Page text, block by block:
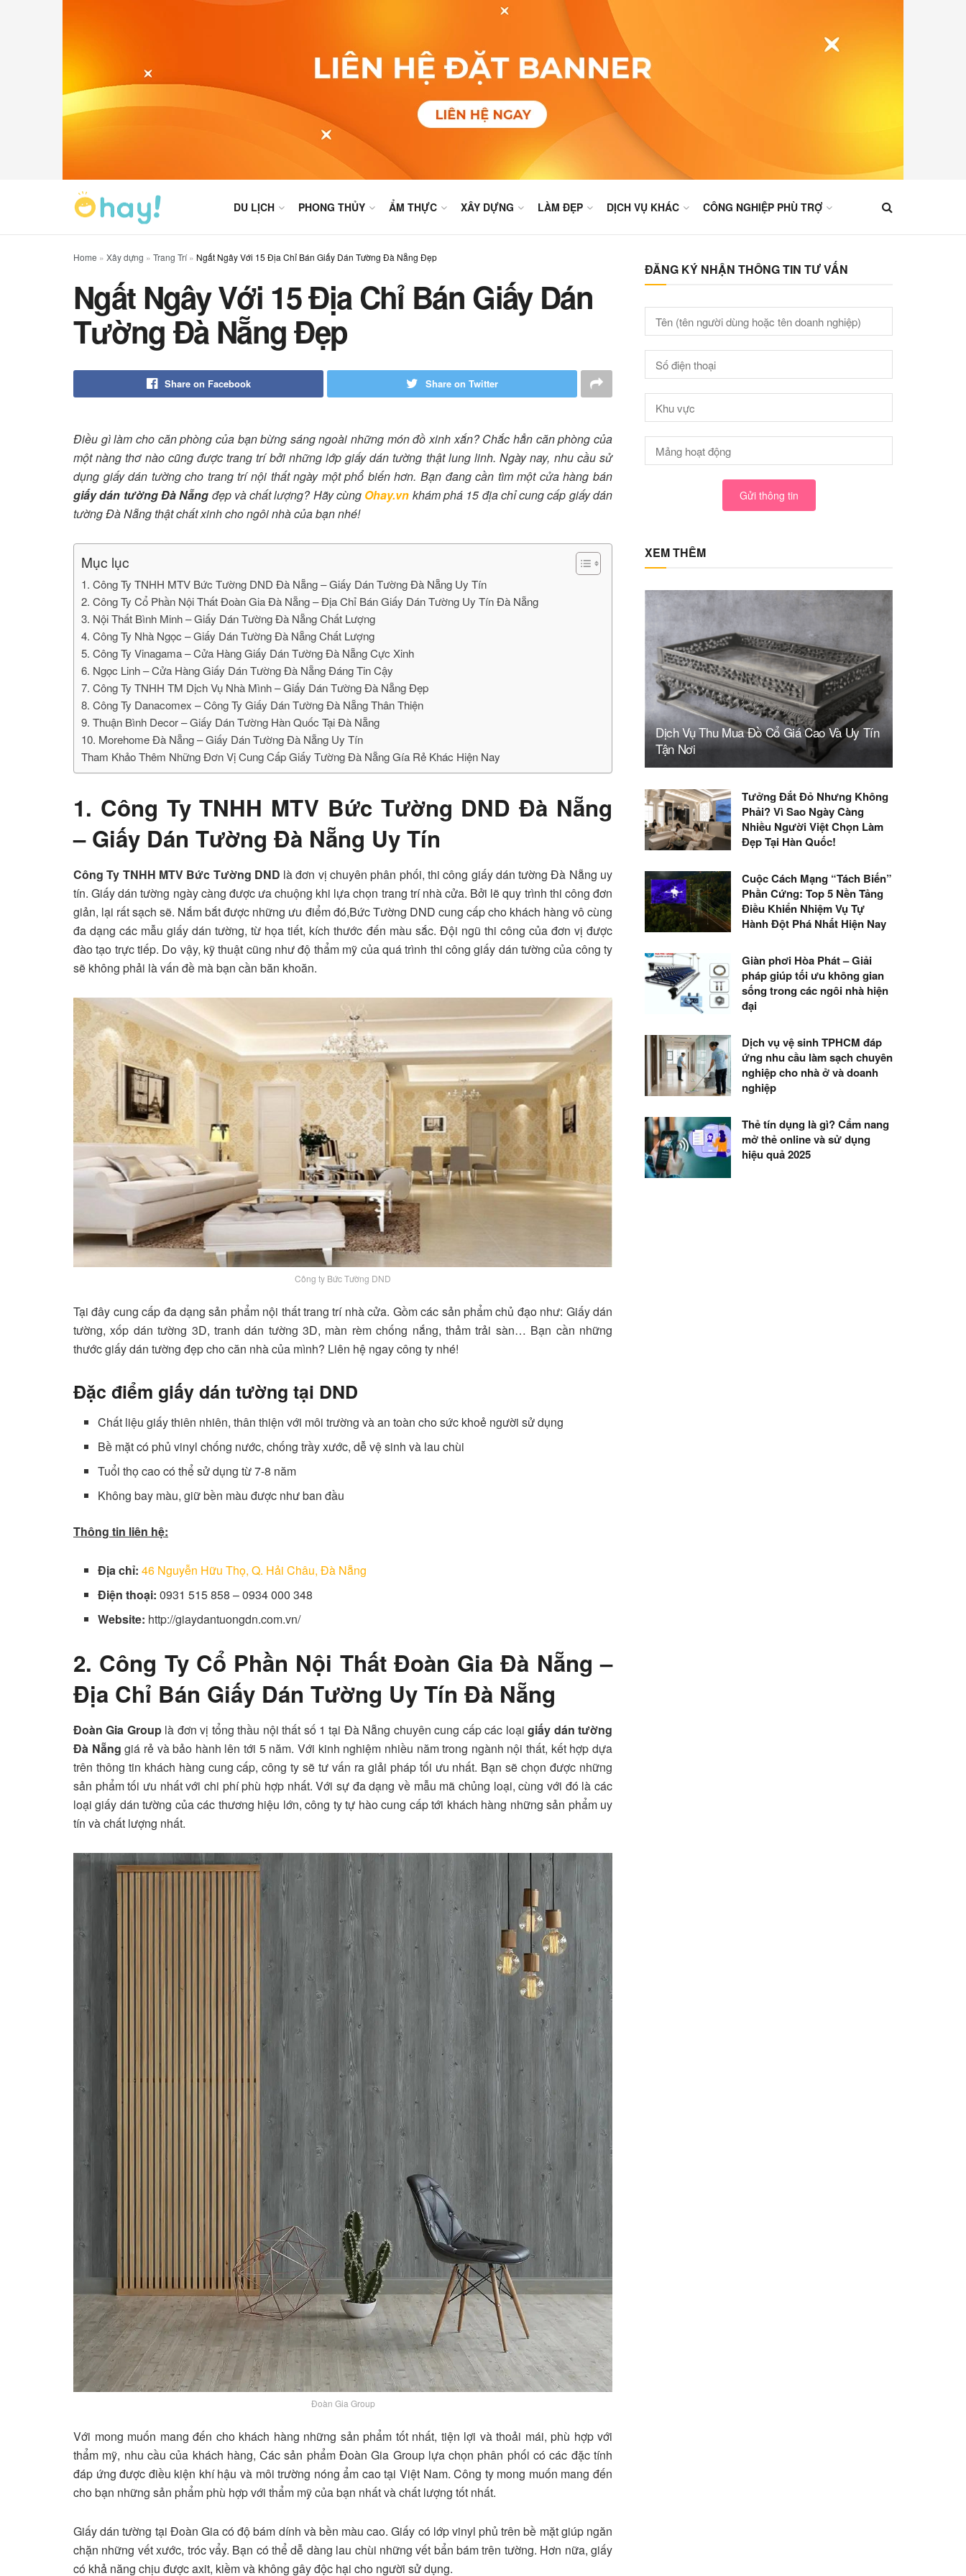
DU LỊCH PHONG THỦY ẨM THỰC XÂY DỰNG LÀM ĐẸP DỊCH VỤ KHÁC CÔNG NGHIỆP PHÙ TRỢ
Home » Xây dựng » Trang Trí» Ngất Ngây Với 15 Địa Chỉ Bán Giấy Dán Tường Đà Nẵng Đẹp
Ngất Ngây Với 15 Địa Chỉ Bán Giấy Dán
Tường Đà Nẵng Đẹp
Share on Facebook Share on Twitter
Điều gì làm cho căn phòng của bạn bừng sáng ngoài những món đồ xinh xắn? Chắc hẳn căn phòng của
một nàng thơ nào cũng được trang trí bởi những lớp giấy dán tường thật lung linh. Ngày nay, nhu cầu sử
dụng giấy dán tường cho trang trí nội thất ngày một phổ biến hơn. Bạn đang cần tìm một cửa hàng bán
giấy dán tường Đà Nẵng đẹp và chất lượng? Hãy cùng Ohay.vn khám phá 15 địa chỉ cung cấp giấy dán
tường Đà Nẵng thật chất xinh cho ngôi nhà của bạn nhé!
Mục lục
1. Công Ty TNHH MTV Bức Tường DND Đà Nẵng – Giấy Dán Tường Đà Nẵng Uy Tín
2. Công Ty Cổ Phần Nội Thất Đoàn Gia Đà Nẵng – Địa Chỉ Bán Giấy Dán Tường Uy Tín Đà Nẵng
3. Nội Thất Bình Minh – Giấy Dán Tường Đà Nẵng Chất Lượng
4. Công Ty Nhà Ngọc – Giấy Dán Tường Đà Nẵng Chất Lượng
5. Công Ty Vinagama – Cửa Hàng Giấy Dán Tường Đà Nẵng Cực Xinh
6. Ngọc Linh – Cửa Hàng Giấy Dán Tường Đà Nẵng Đáng Tin Cậy
7. Công Ty TNHH TM Dịch Vụ Nhà Mình – Giấy Dán Tường Đà Nẵng Đẹp
8. Công Ty Danacomex – Công Ty Giấy Dán Tường Đà Nẵng Thân Thiện
9. Thuận Bình Decor – Giấy Dán Tường Hàn Quốc Tại Đà Nẵng
10. Morehome Đà Nẵng – Giấy Dán Tường Đà Nẵng Uy Tín
Tham Khảo Thêm Những Đơn Vị Cung Cấp Giấy Tường Đà Nẵng Gía Rẻ Khác Hiện Nay
1. Công Ty TNHH MTV Bức Tường DND Đà Nẵng
– Giấy Dán Tường Đà Nẵng Uy Tín
Công Ty TNHH MTV Bức Tường DND là đơn vị chuyên phân phối, thi công giấy dán tường Đà Nẵng uy
tín. Giấy dán tường ngày càng được ưa chuộng khi lựa chọn trang trí nhà cửa. Bởi lẽ quy trình thi công đơn
giản, lại rất sạch sẽ. Nắm bắt được những ưu điểm đó,Bức Tường DND cung cấp cho khách hàng vô cùng
đa dạng các mẫu giấy dán tường, từ họa tiết, kích thước đến màu sắc. Đội ngũ thi công của đơn vị được
đào tạo trực tiếp. Do vậy, kỹ thuật cũng như độ thẩm mỹ của quá trình thi công giấy dán tường của công ty
sẽ không phải là vấn đề mà bạn cần băn khoăn.
Công ty Bức Tường DND
Tại đây cung cấp đa dạng sản phẩm nội thất trang trí nhà cửa. Gồm các sản phẩm chủ đạo như: Giấy dán
tường, xốp dán tường 3D, tranh dán tường 3D, màn rèm chống nắng, thảm trải sàn… Bạn cần những
thước giấy dán tường đẹp cho căn nhà của mình? Liên hệ ngay công ty nhé!
Đặc điểm giấy dán tường tại DND
Chất liệu giấy thiên nhiên, thân thiện với môi trường và an toàn cho sức khoẻ người sử dụng
Bề mặt có phủ vinyl chống nước, chống trầy xước, dễ vệ sinh và lau chùi
Tuổi thọ cao có thể sử dụng từ 7-8 năm
Không bay màu, giữ bền màu được như ban đầu
Thông tin liên hệ:
Địa chỉ: 46 Nguyễn Hữu Thọ, Q. Hải Châu, Đà Nẵng
Điện thoại:0931 515 858 – 0934 000 348
Website: http://giaydantuongdn.com.vn/
2. Công Ty Cổ Phần Nội Thất Đoàn Gia Đà Nẵng–
Địa Chỉ Bán Giấy Dán Tường Uy Tín Đà Nẵng
Đoàn Gia Grouplà đơn vị tổng thầu nội thất số 1 tại Đà Nẵng chuyên cung cấp các loạigiấy dán tường
Đà Nẵng giá rẻ và bảo hành lên tới 5 năm. Với kinh nghiệm nhiều năm trong ngành nội thất, kết hợp dựa
trên thông tin khách hàng cung cấp, công ty sẽ tư vấn ra giải pháp tối ưu nhất. Bạn sẽ chọn được những
sản phẩm tối ưu nhất với chi phí phù hợp nhất. Với sự đa dạng về mẫu mã chủng loại, cùng với đó là các
loại giấy dán tường của các thương hiệu lớn, công ty tự hào cung cấp tới khách hàng những sản phẩm uy
tín và chất lượng nhất.
Đoàn Gia Group
Với mong muốn mang đến cho khách hàng những sản phẩm tốt nhất, tiện lợi và thoải mái, phù hợp với
thẩm mỹ, nhu cầu của khách hàng, Các sản phẩm Đoàn Gia Group lựa chọn phân phối có các đặc tính
đáp ứng được điều kiện khí hậu và môi trường nóng ẩm cao tại Việt Nam. Công ty mong muốn mang đến
cho bạn những sản phẩm phù hợp với thẩm mỹ của bạn nhất và chất lượng tốt nhất.
Giấy dán tường tại Đoàn Gia có độ bám dính và bền màu cao. Giấy có lớp vinyl phủ trên bề mặt giúp ngăn
chặn những vết xước, tróc vẩy. Bạn có thể dễ dàng lau chùi những vết bẩn bám trên tường. Hơn nữa, giấy
có khả năng chịu được axit, kiềm và không gây độc hại cho người sử dụng.
ĐĂNG KÝ NHẬN THÔNG TIN TƯ VẤN
Gửi thông tin
XEM THÊM
Dịch Vụ Thu Mua Đồ Cổ Giá Cao Và Uy Tín
Tận Nơi
Tưởng Đắt Đỏ Nhưng Không
Phải? Vì Sao Ngày Càng
Nhiều Người Việt Chọn Làm
Đẹp Tại Hàn Quốc!
Cuộc Cách Mạng “Tách Biến”
Phần Cứng: Top 5 Nền Tảng
Điều Khiển Nhiệm Vụ Tự
Hành Đột Phá Nhất Hiện Nay
Giàn phơi Hòa Phát – Giải
pháp giúp tối ưu không gian
sống trong các ngôi nhà hiện
đại
Dịch vụ vệ sinh TPHCM đáp
ứng nhu cầu làm sạch chuyên
nghiệp cho nhà ở và doanh
nghiệp
Thẻ tín dụng là gì? Cẩm nang
mở thẻ online và sử dụng
hiệu quả 2025